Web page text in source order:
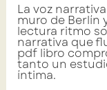
La voz
muro de Berlín
lectura ritmo
narrativa que
pdf libro
tanto un
íntima.